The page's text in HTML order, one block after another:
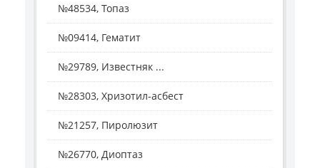
№48534, Топаз
№09414, Гематит
№29789, Известняк ...
№28303, Хризотил-асбест
№21257, Пиролюзит
№26770, Диоптаз